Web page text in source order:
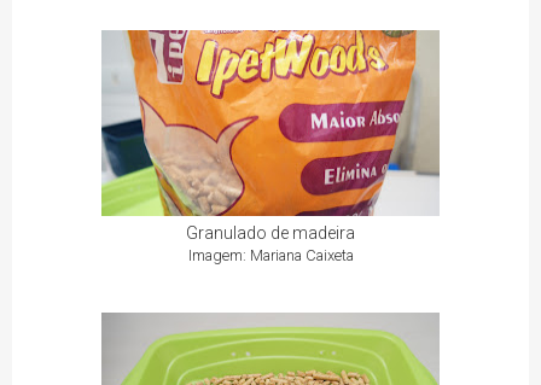
Granulado de madeira
Imagem: Mariana Caixeta